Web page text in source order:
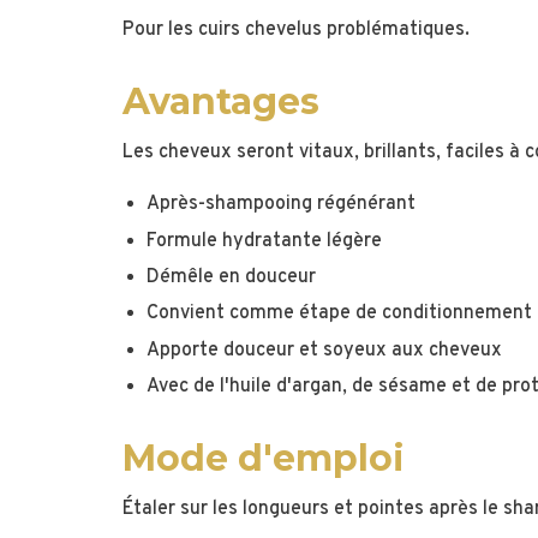
Pour les cuirs chevelus problématiques.
Avantages
Les cheveux seront vitaux, brillants, faciles à
Après-shampooing régénérant
Formule hydratante légère
Démêle en douceur
Convient comme étape de
Apporte douceur et soyeux aux cheveux
Avec de l'huile d'argan, de sésame et de
Mode d'emploi
Étaler sur les longueurs et pointes après le